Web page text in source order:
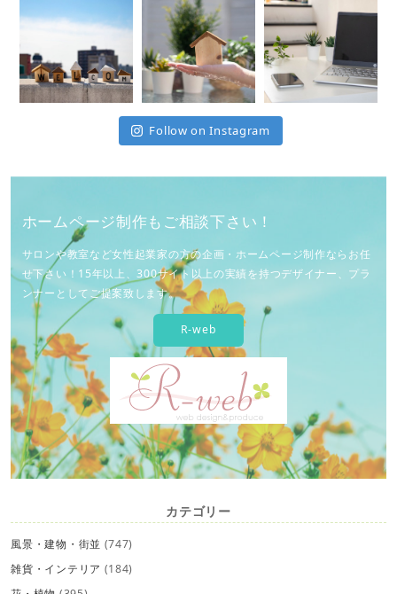
Follow on Instagram
ホームページ制作もご相談下さい！
サロンや教室など女性起業家の方の企画・ホームページ制作ならお任
せ下さい！15年以上、300サイト以上の実績を持つデザイナー、プラ
ンナーとしてご提案致します。
R-web
カテゴリー
風景・建物・街並 (747)
雑貨・インテリア (184)